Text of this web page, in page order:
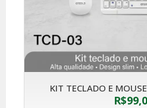
KIT TECLADO E
R$